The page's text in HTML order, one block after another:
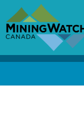
main
content